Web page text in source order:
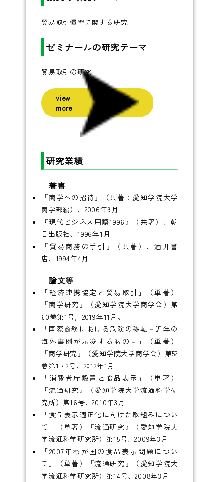
貿易取引慣習に関する研究
ゼミナールの研究テーマ
貿易取引の研究
view
more
研究業績
著書
『商学への招待』（共著：愛知学院大学
商学部編）、2006年9月
『現代ビジネス用語1996』（共著）、朝
日出版社、1996年1月
『貿易商務の手引』（共著）、酒井書
店、1994年4月
論文等
「経済連携協定と貿易取引」（単著）
『商学研究』（愛知学院大学商学会）第
60巻第1号，2019年11月。
「国際商務における危険の移転－近年の
海外事例が示唆するもの－」（単著）
『商学研究』（愛知学院大学商学会）第52
巻第1・2号、2012年1月
「消費者庁設置と食品表示」（単著）
『流通研究』（愛知学院大学流通科学研
究所）第16号、2010年3月
「食品表示適正化に向けた取組みについ
て」（単著）『流通研究』（愛知学院大
学流通科学研究所）第15号、2009年3月
「2007年わが国の食品表示問題につい
て」（単著）『流通研究』（愛知学院大
学流通科学研究所）第14号、2008年3月